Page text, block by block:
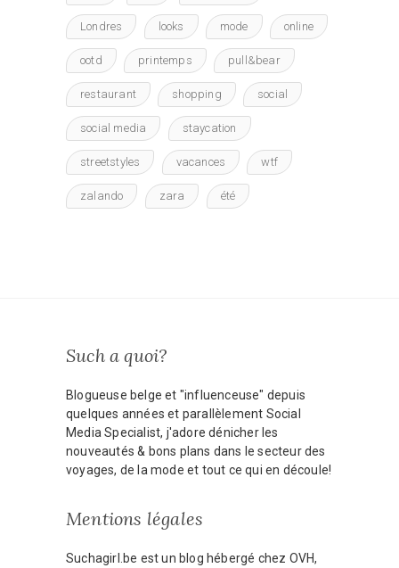
Londres looks mode online
ootd printemps pull&bear
restaurant shopping social
social media staycation
streetstyles vacances wtf
zalando zara été
Such a quoi?
Blogueuse belge et "influenceuse" depuis
quelques années et parallèlement Social
Media Specialist, j'adore dénicher les
nouveautés & bons plans dans le secteur des
voyages, de la mode et tout ce qui en découle!
Mentions légales
Suchagirl.be est un blog hébergé chez OVH,